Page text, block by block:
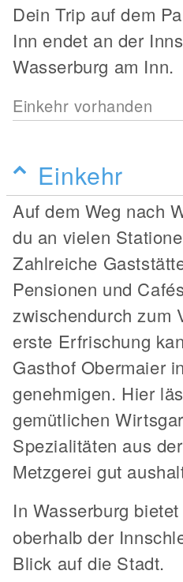
Dein Trip auf dem
Inn endet an der
Wasserburg am Inn.
Einkehr vorhanden
Einkehr
Auf dem Weg nach
du an vielen
Zahlreiche
Pensionen und
zwischendurch zum
erste Erfrischung
Gasthof Obermaier
genehmigen. Hier
gemütlichen
Spezialitäten aus
Metzgerei gut
In Wasserburg
oberhalb der
Blick auf die Stadt.